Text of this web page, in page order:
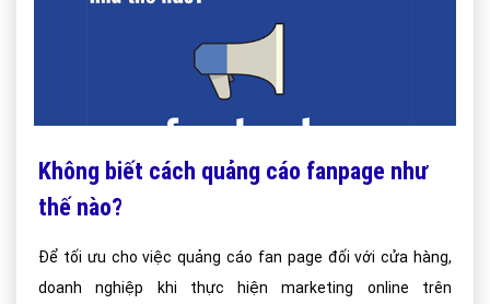
Không biết cách quảng cáo fanpage như
thế nào?
Để tối ưu cho việc quảng cáo fan page đối với cửa hàng,
doanh nghiệp khi thực hiện marketing online trên